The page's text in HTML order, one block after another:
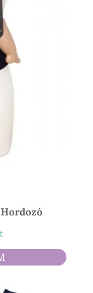
Ártartomány:
4
900 Ft